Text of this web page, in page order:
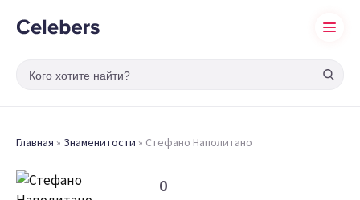
Главная » Знаменитости » Стефано Наполитано
0